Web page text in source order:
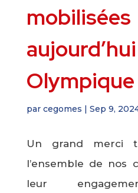
mobilisées
Olympique
par cegomes | Sep 9,
Un grand merci
l’ensemble de nos
leur